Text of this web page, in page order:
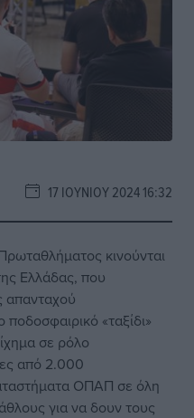
17 ΙΟΥΝΊΟΥ 2024 16:32
κινούνται
Ελλάδας, που
απανταχού
«ταξίδι»
σε ρόλο
από 2.000
ΟΠΑΠ σε όλη
για να δουν τους